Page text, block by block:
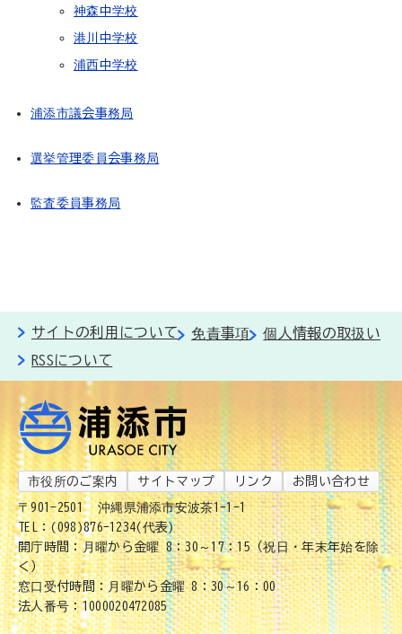
神森中学校
港川中学校
浦西中学校
浦添市議会事務局
選挙管理委員会事務局
監査委員事務局
サイトの利用について 免責事項
個人情報の取扱い
RSSについて
市役所のご案内 サイトマップ リンク お問い合わせ
〒901-2501
沖縄県浦添市安波茶1-1-1
TEL：(098)876-1234(代表)
開庁時間：月曜から金曜 8：30～17：15（祝日・年末年始を除
く）
窓口受付時間：月曜から金曜 8：30～16：00
法人番号：1000020472085